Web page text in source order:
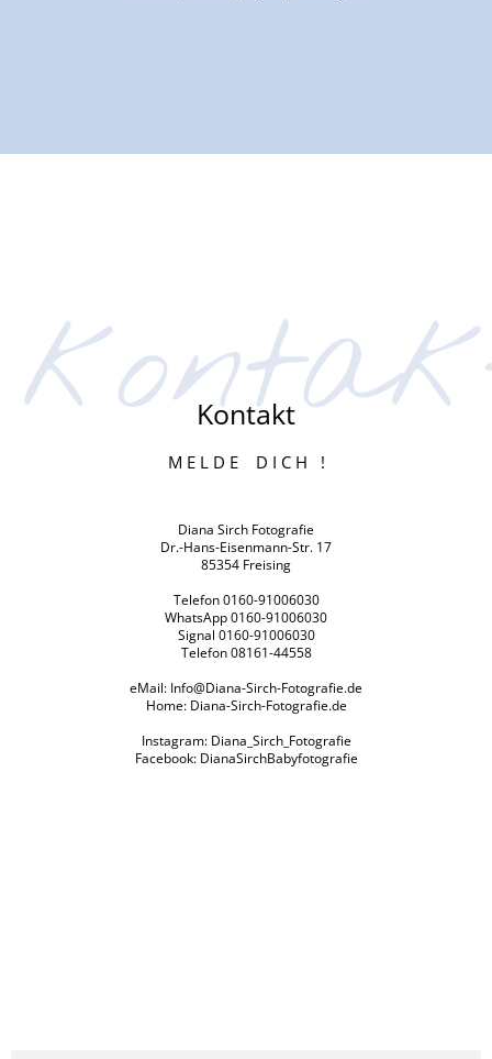
Kontakt
M E L D E D I C H !
Diana Sirch Fotografie
Dr.-Hans-Eisenmann-Str. 17
85354 Freising
Telefon 0160-91006030
WhatsApp 0160-91006030
Signal 0160-91006030
Telefon 08161-44558
eMail: Info@Diana-Sirch-Fotografie.de
Home: Diana-Sirch-Fotografie.de
Instagram: Diana_Sirch_Fotografie
Facebook: DianaSirchBabyfotografie